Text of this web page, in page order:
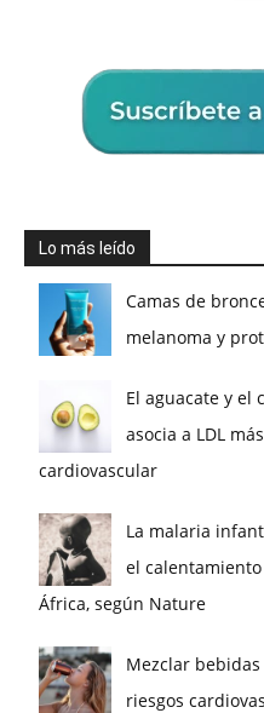
Lo más leído
Camas de
melanoma y
El aguacate y el
asocia a LDL
cardiovascular
La malaria
el
África, según Nature
Mezclar
riesgos